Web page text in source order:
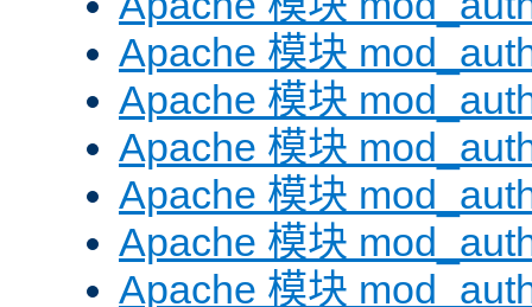
Apache 模块
Apache 模块
Apache 模块
Apache 模块
Apache 模块
Apache 模块